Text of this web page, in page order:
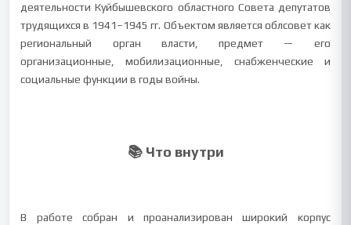
деятельности Куйбышевского областного Совета депутатов
трудящихся в 1941–1945 гг. Объектом является облсовет как
региональный орган власти, предмет — его
организационные, мобилизационные, снабженческие и
социальные функции в годы войны.
📚 Что внутри
В работе собран и проанализирован широкий корпус